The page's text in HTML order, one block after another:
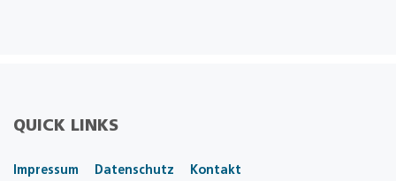
QUICK LINKS
Impressum Datenschutz Kontakt